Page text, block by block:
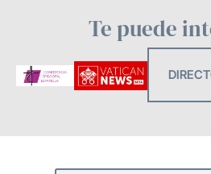
Te puede